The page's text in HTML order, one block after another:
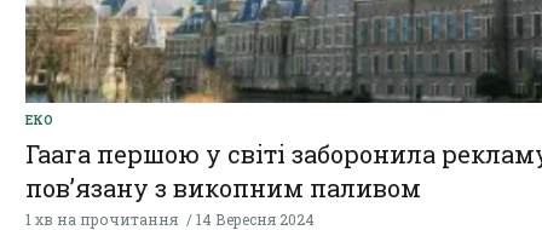
ЕКО
Гаага першою у світі заборонила
повʼязану з викопним паливом
1 хв на прочитання 14 Вересня 2024